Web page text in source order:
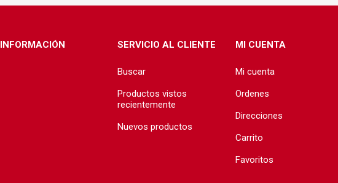
INFORMACIÓN SERVICIO AL CLIENTE
Buscar
Productos vistos
recientemente
Nuevos productos
MI CUENTA
Mi cuenta
Ordenes
Direcciones
Carrito
Favoritos